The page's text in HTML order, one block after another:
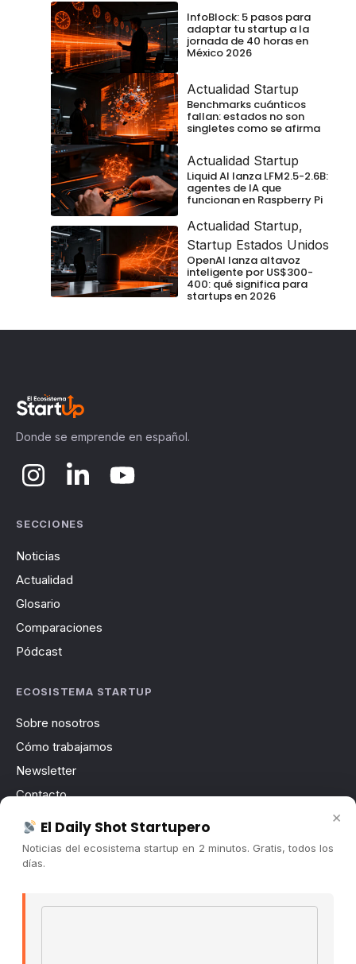
InfoBlock: 5 pasos para
adaptar tu startup a la
jornada de 40 horas en
México 2026
Actualidad Startup
Benchmarks cuánticos
fallan: estados no son
singletes como se afirma
Actualidad Startup
Liquid AI lanza LFM2.5-2.6B:
agentes de IA que
funcionan en Raspberry Pi
Actualidad Startup,
Startup Estados Unidos
OpenAI lanza altavoz
inteligente por US$300-
400: qué significa para
startups en 2026
Donde se emprende en español.
SECCIONES
Noticias
Actualidad
Glosario
Comparaciones
Pódcast
ECOSISTEMA STARTUP
Sobre nosotros
Cómo trabajamos
Newsletter
Contacto
Publicidad
Convocatorias
×
El Daily Shot Startupero
Noticias del ecosistema startup en 2 minutos. Gratis, todos los
días.